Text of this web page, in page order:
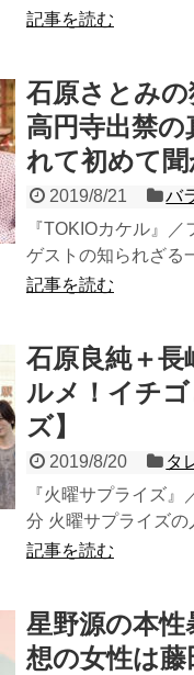
記事を読む
石原さとみ
高円寺出禁
れて初めて聞
2019/8/21 バ
『TOKIOカケル』
ゲストの知られざる
記事を読む
石原良純＋
ルメ！イチ
ズ】
2019/8/20 タ
『火曜サプライズ
分 火曜サプライズ
記事を読む
星野源の本
想の女性は